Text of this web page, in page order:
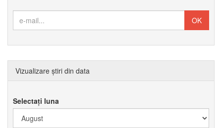
Vizualizare știri din data
Selectați luna